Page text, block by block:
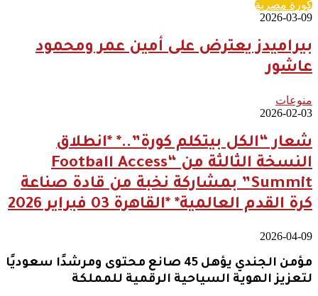
كورة مصرية
2026-03-09
بيراميدز يعترض على أمين عمر ومحمود
عاشور
منوعات
2026-02-03
شعار “الكل بيتكلم كورة”..* *انطلاق
النسخة الثالثة من “Football Access
Summit” بمشاركة نخبة من قادة صناعة
كرة القدم العالمية* *القاهرة 03 فبراير 2026
2026-04-09
مؤمن الجندي يؤهل 45 صانع محتوى ومرشدًا سعوديًا
لتعزيز الهوية السياحية الرقمية للمملكة